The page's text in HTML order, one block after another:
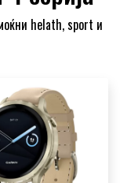
helath, sport и